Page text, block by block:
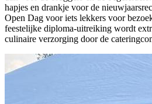
hapjes en drankje voor de
Open Dag voor iets lekkers voor
feestelijke diploma-uitreiking wordt
culinaire verzorging door de